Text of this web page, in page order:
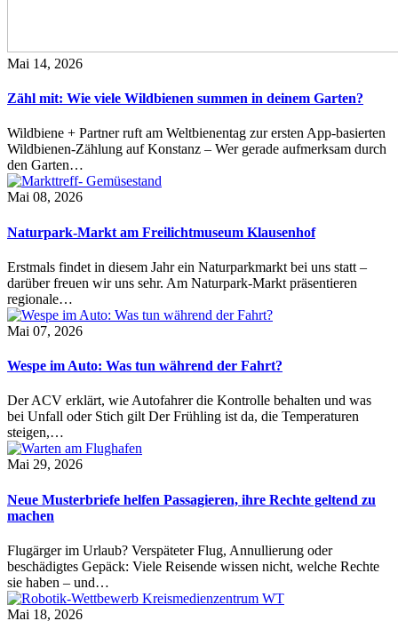
Mai 14, 2026
Zähl mit: Wie viele Wildbienen summen in deinem Garten?
Wildbiene + Partner ruft am Weltbienentag zur ersten App-basierten
Wildbienen-Zählung auf Konstanz – Wer gerade aufmerksam durch
den Garten…
Mai 08, 2026
Naturpark-Markt am Freilichtmuseum Klausenhof
Erstmals findet in diesem Jahr ein Naturparkmarkt bei uns statt –
darüber freuen wir uns sehr. Am Naturpark-Markt präsentieren
regionale…
Mai 07, 2026
Wespe im Auto: Was tun während der Fahrt?
Der ACV erklärt, wie Autofahrer die Kontrolle behalten und was
bei Unfall oder Stich gilt Der Frühling ist da, die Temperaturen
steigen,…
Mai 29, 2026
Neue Musterbriefe helfen Passagieren, ihre Rechte geltend zu
machen
Flugärger im Urlaub? Verspäteter Flug, Annullierung oder
beschädigtes Gepäck: Viele Reisende wissen nicht, welche Rechte
sie haben – und…
Mai 18, 2026